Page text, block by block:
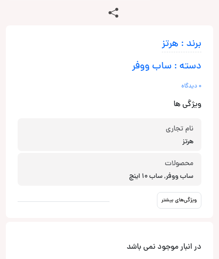
برند : هرتز
دسته : ساب ووفر
0 دیدگاه
ویژگی ها
نام تجاری
هرتز
محصولات
ساب ووفر, ساب 10 اینچ
ویژگی‌های بیشتر
در انبار موجود نمی باشد